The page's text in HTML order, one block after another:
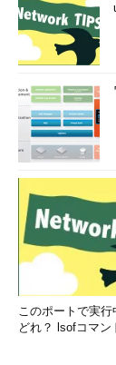
このポートで実
どれ？ lsofコマン